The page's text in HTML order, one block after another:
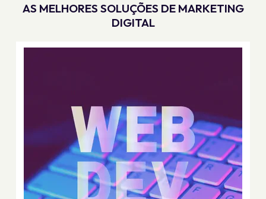
AS MELHORES SOLUÇÕES DE MARKETING
DIGITAL